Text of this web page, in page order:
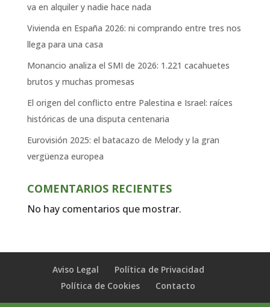
va en alquiler y nadie hace nada
Vivienda en España 2026: ni comprando entre tres nos
llega para una casa
Monancio analiza el SMI de 2026: 1.221 cacahuetes
brutos y muchas promesas
El origen del conflicto entre Palestina e Israel: raíces
históricas de una disputa centenaria
Eurovisión 2025: el batacazo de Melody y la gran
vergüenza europea
COMENTARIOS RECIENTES
No hay comentarios que mostrar.
Aviso Legal
Política de Privacidad
Política de Cookies
Contacto